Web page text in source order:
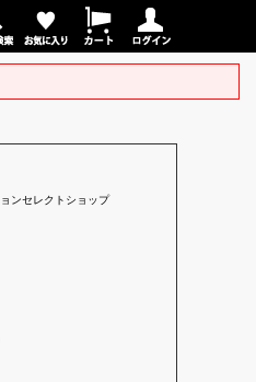
ンセレクトショップ